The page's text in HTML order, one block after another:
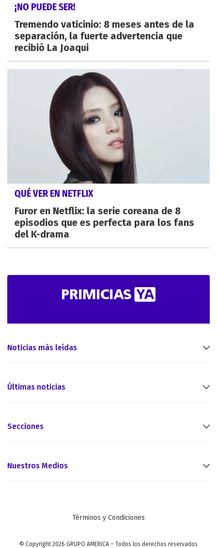
¡NO PUEDE SER!
Tremendo vaticinio: 8 meses antes de la
separación, la fuerte advertencia que
recibió La Joaqui
QUÉ VER EN NETFLIX
Furor en Netflix: la serie coreana de 8
episodios que es perfecta para los fans
del K-drama
Noticias más leídas
Últimas noticias
Secciones
Nuestros Medios
Términos y Condiciones
© Copyright 2026 GRUPO AMERICA – Todos los derechos reservados